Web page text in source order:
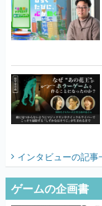
インタビューの記事
ゲームの企画書